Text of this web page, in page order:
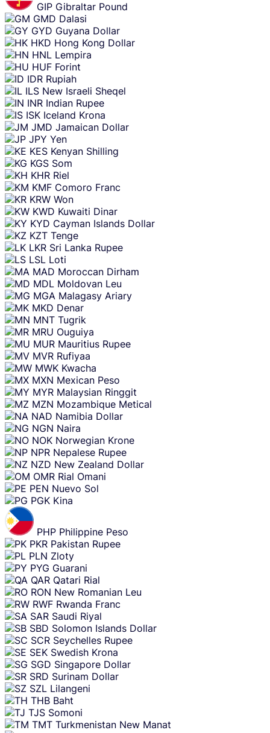
GIP Gibraltar Pound
GMD Dalasi
GYD Guyana Dollar
HKD Hong Kong Dollar
HNL Lempira
HUF Forint
IDR Rupiah
ILS New Israeli Sheqel
INR Indian Rupee
ISK Iceland Krona
JMD Jamaican Dollar
JPY Yen
KES Kenyan Shilling
KGS Som
KHR Riel
KMF Comoro Franc
KRW Won
KWD Kuwaiti Dinar
KYD Cayman Islands Dollar
KZT Tenge
LKR Sri Lanka Rupee
LSL Loti
MAD Moroccan Dirham
MDL Moldovan Leu
MGA Malagasy Ariary
MKD Denar
MNT Tugrik
MRU Ouguiya
MUR Mauritius Rupee
MVR Rufiyaa
MWK Kwacha
MXN Mexican Peso
MYR Malaysian Ringgit
MZN Mozambique Metical
NAD Namibia Dollar
NGN Naira
NOK Norwegian Krone
NPR Nepalese Rupee
NZD New Zealand Dollar
OMR Rial Omani
PEN Nuevo Sol
PGK Kina
PHP Philippine Peso
PKR Pakistan Rupee
PLN Zloty
PYG Guarani
QAR Qatari Rial
RON New Romanian Leu
RWF Rwanda Franc
SAR Saudi Riyal
SBD Solomon Islands Dollar
SCR Seychelles Rupee
SEK Swedish Krona
SGD Singapore Dollar
SRD Surinam Dollar
SZL Lilangeni
THB Baht
TJS Somoni
TMT Turkmenistan New Manat